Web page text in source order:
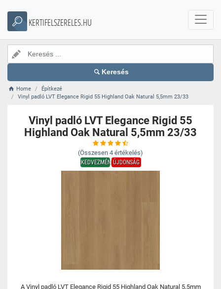
KERTIFELSZERELES.HU
Keresés
Home
Építkezé
Vinyl padló LVT Elegance Rigid 55 Highland Oak Natural 5,5mm 23/33
Vinyl padló LVT Elegance Rigid 55
Highland Oak Natural 5,5mm 23/33
(Összesen 4 értékelés)
KEDVEZMÉNYÚJDONSÁG
A Vinyl padló LVT Elegance Rigid 55 Highland Oak Natural 5,5mm